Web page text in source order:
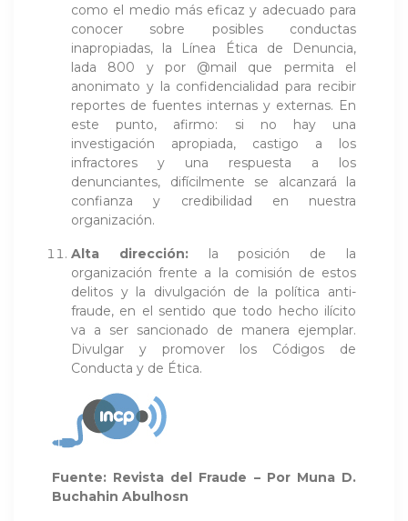
como el medio más eficaz y adecuado para
conocer sobre posibles conductas
inapropiadas, la Línea Ética de Denuncia,
lada 800 y por @mail que permita el
anonimato y la confidencialidad para recibir
reportes de fuentes internas y externas. En
este punto, afirmo: si no hay una
investigación apropiada, castigo a los
infractores y una respuesta a los
denunciantes, difícilmente se alcanzará la
confianza y credibilidad en nuestra
organización.
Alta dirección:la posición de la
organización frente a la comisión de estos
delitos y la divulgación de la política anti-
fraude, en el sentido que todo hecho ilícito
va a ser sancionado de manera ejemplar.
Divulgar y promover los Códigos de
Conducta y de Ética.
Fuente: Revista del Fraude – Por Muna D.
Buchahin Abulhosn